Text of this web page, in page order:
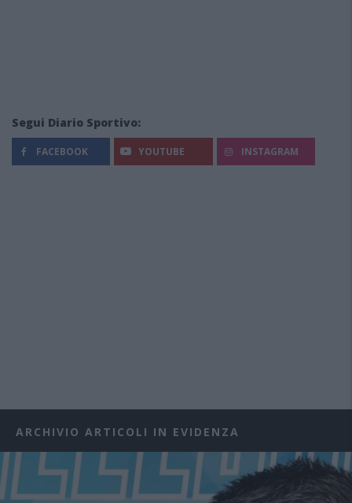
Segui Diario Sportivo:
FACEBOOK YOUTUBE INSTAGRAM
ARCHIVIO ARTICOLI IN EVIDENZA